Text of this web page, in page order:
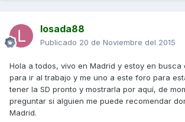
losada88
Publicado 20 de Noviembre del 2015
Hola a todos, vivo en Madrid y estoy en busca
para ir al trabajo y me uno a este foro para
tener la SD pronto y mostrarla por aquí, de
preguntar si alguien me puede recomendar
Madrid.